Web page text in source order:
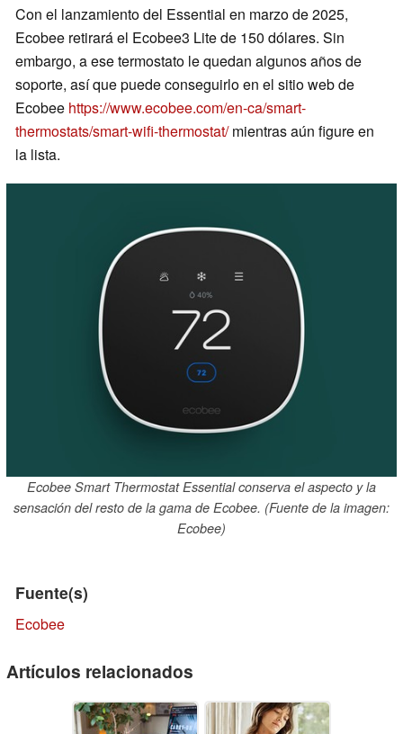
Con el lanzamiento del Essential en marzo de 2025,
Ecobee retirará el Ecobee3 Lite de 150 dólares. Sin
embargo, a ese termostato le quedan algunos años de
soporte, así que puede conseguirlo en el sitio web de
Ecobee https://www.ecobee.com/en-ca/smart-
thermostats/smart-wifi-thermostat/mientras aún figure en
la lista.
Ecobee Smart Thermostat Essential conserva el aspecto y la
sensación del resto de la gama de Ecobee. (Fuente de la imagen:
Ecobee)
Fuente(s)
Ecobee
Artículos relacionados